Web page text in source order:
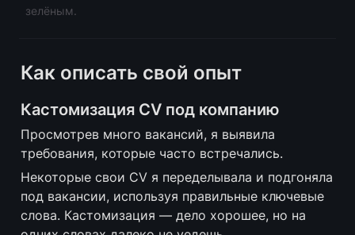
зелёным.
Как описать свой опыт
Кастомизация CV под компанию
Просмотрев много вакансий, я выявила
требования, которые часто встречались.
Некоторые свои CV я переделывала и подгоняла
под вакансии, используя правильные ключевые
слова. Кастомизация — дело хорошее, но на